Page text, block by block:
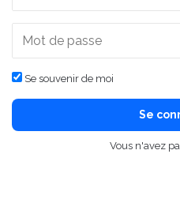
Se souvenir de moi
Se
Vous n'avez